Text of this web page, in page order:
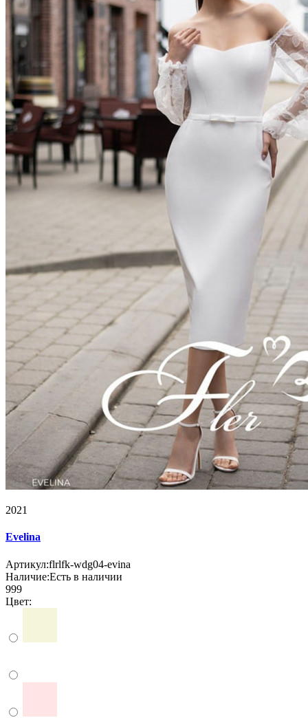
2021
Evelina
Артикул:flrlfk-wdg04-evina
Наличие:Есть в наличии
999
Цвет: